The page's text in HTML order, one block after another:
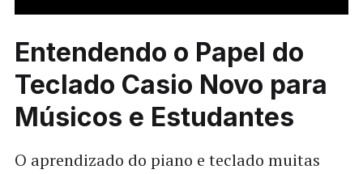
Entendendo o Papel do
Teclado Casio Novo para
Músicos e Estudantes
O aprendizado do piano e teclado muitas